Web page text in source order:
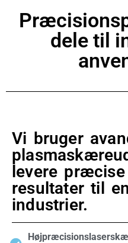
dele til
Vi bruger
levere
resultater til
industrier.